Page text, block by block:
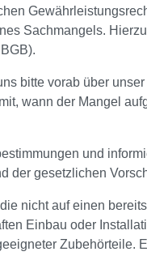
Sachmangels.
bitte vorab über
wann der Mangel
und
der gesetzlichen
nicht auf einen
Einbau oder